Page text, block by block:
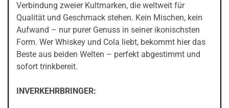
Verbindung zweier Kultmarken, die weltweit für
Qualität und Geschmack stehen. Kein Mischen, kein
Aufwand – nur purer Genuss in seiner ikonischsten
Form. Wer Whiskey und Cola liebt, bekommt hier das
Beste aus beiden Welten – perfekt abgestimmt und
sofort trinkbereit.
INVERKEHRBRINGER: